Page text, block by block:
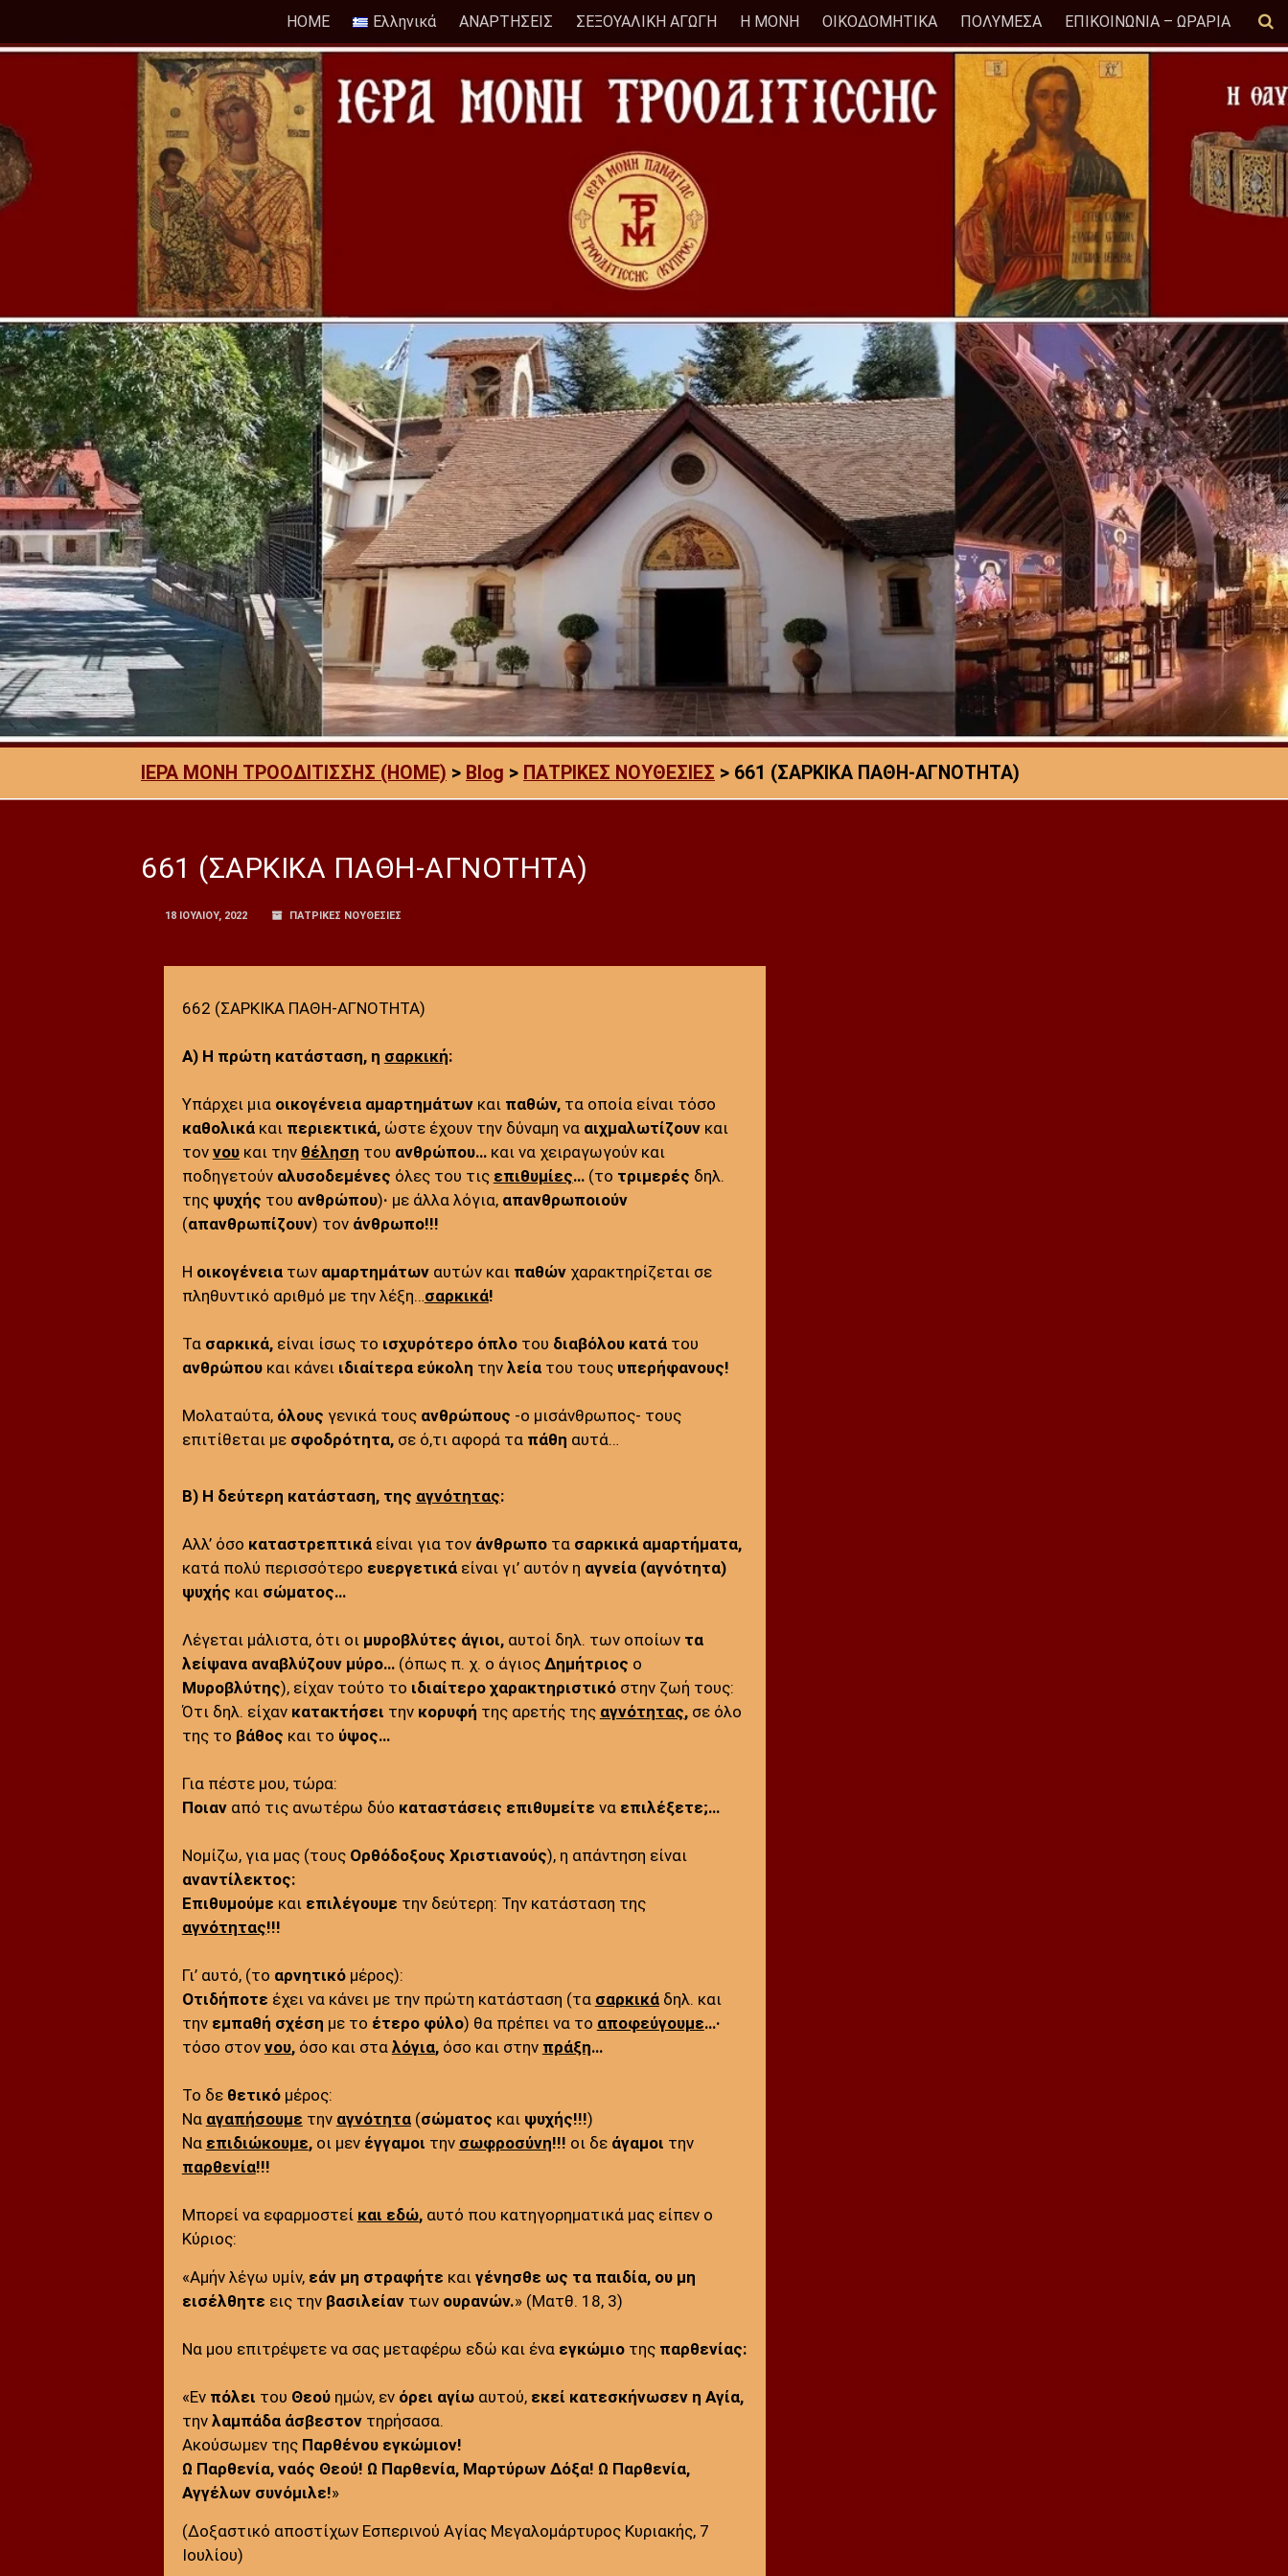
HOME Ελληνικά ΑΝΑΡΤΗΣΕΙΣ ΣΕΞΟΥΑΛΙΚΗ ΑΓΩΓΗ Η ΜΟΝΗ ΟΙΚΟΔΟΜΗΤΙΚΑ ΠΟΛΥΜΕΣΑ ΕΠΙΚΟΙΝΩΝΙΑ – ΩΡΑΡΙΑ
ΙΕΡΑ ΜΟΝΗ ΤΡΟΟΔΙΤΙΣΣΗΣ (HOME) > Blog > ΠΑΤΡΙΚΕΣ ΝΟΥΘΕΣΙΕΣ > 661 (ΣΑΡΚΙΚΑ ΠΑΘΗ-ΑΓΝΟΤΗΤΑ)
661 (ΣΑΡΚΙΚΑ ΠΑΘΗ-ΑΓΝΟΤΗΤΑ)
18 ΙΟΥΛΊΟΥ, 2022 ΠΑΤΡΙΚΕΣ ΝΟΥΘΕΣΙΕΣ
662 (ΣΑΡΚΙΚΑ ΠΑΘΗ-ΑΓΝΟΤΗΤΑ)
Α) Η πρώτη κατάσταση, η σαρκική:
Υπάρχει μια οικογένεια αμαρτημάτωνκαι παθών,τα οποία είναι τόσο
καθολικάκαι περιεκτικά,ώστε έχουν την δύναμη να αιχμαλωτίζουνκαι
τον νουκαι την θέληση του ανθρώπου… και να χειραγωγούν και
ποδηγετούν αλυσοδεμένες όλες του τις επιθυμίες…(το τριμερές δηλ.
της ψυχής του ανθρώπου)· με άλλα λόγια, απανθρωποιούν
(απανθρωπίζουν) τον άνθρωπο!!!
Η οικογένειατων αμαρτημάτωναυτών και παθώνχαρακτηρίζεται σε
πληθυντικό αριθμό με την λέξη…σαρκικά!
Τα σαρκικά, είναι ίσως το ισχυρότερο όπλοτου διαβόλου κατάτου
ανθρώπουκαι κάνει ιδιαίτερα εύκολη την λείατου τους υπερήφανους!
Μολαταύτα, όλους γενικά τους ανθρώπους -ο μισάνθρωπος- τους
επιτίθεται με σφοδρότητα,σε ό,τι αφορά τα πάθη αυτά…
Β) Η δεύτερη κατάσταση, της αγνότητας:
Αλλ’ όσο καταστρεπτικάείναι για τον άνθρωποτα σαρκικά αμαρτήματα,
κατά πολύ περισσότερο ευεργετικάείναι γι’ αυτόν η αγνεία (αγνότητα)
ψυχής και σώματος…
Λέγεται μάλιστα, ότι οι μυροβλύτες άγιοι,αυτοί δηλ. των οποίων τα
λείψανα αναβλύζουν μύρο…(όπως π. χ. ο άγιος Δημήτριος ο
Μυροβλύτης), είχαν τούτο το ιδιαίτερο χαρακτηριστικόστην ζωή τους:
Ότι δηλ. είχαν κατακτήσει την κορυφή της αρετής της αγνότητας,σε όλο
της το βάθος και το ύψος…
Για πέστε μου, τὠρα:
Ποιαναπό τις ανωτέρω δύο καταστάσεις επιθυμείτε να επιλέξετε;…
Νομίζω, για μας (τους Ορθόδοξους Χριστιανούς), η απάντηση είναι
αναντίλεκτος:
Επιθυμούμε και επιλέγουμε την δεύτερη: Την κατάσταση της
αγνότητας!!!
Γι’ αυτό, (το αρνητικόμέρος):
Oτιδήποτε έχει να κάνει με την πρώτη κατάσταση (τα σαρκικάδηλ. και
την εμπαθή σχέση με το έτερο φύλο) θα πρέπει να το αποφεύγουμε…·
τόσο στον νου,όσο και στα λόγια,όσο και στην πράξη…
Το δε θετικόμέρος:
Να αγαπήσουμε την αγνότητα(σώματος και ψυχής!!!)
Να επιδιώκουμε,οι μεν έγγαμοι την σωφροσύνη!!! οι δε άγαμοι την
παρθενία!!!
Μπορεί να εφαρμοστεί και εδώ,αυτό που κατηγορηματικά μας είπεν ο
Κύριος:
«Αμήν λέγω υμίν, εάν μη στραφήτε και γένησθε ως τα παιδία, ου μη
εισέλθητε εις την βασιλείαντων ουρανών.» (Ματθ. 18, 3)
Να μου επιτρέψετε να σας μεταφέρω εδώ και ένα εγκώμιοτης παρθενίας:
«Εν πόλει του Θεούημών, εν όρει αγίωαυτού, εκεί κατεσκήνωσεν η Αγία,
την λαμπάδα άσβεστοντηρήσασα.
Ακούσωμεν της Παρθένου εγκώμιον!
Ω Παρθενία, ναός Θεού! Ω Παρθενία, Μαρτύρων Δόξα! Ω Παρθενία,
Αγγέλων συνόμιλε!»
(Δοξαστικό αποστίχων Εσπερινού Αγίας Μεγαλομάρτυρος Κυριακής, 7
Ιουλίου)